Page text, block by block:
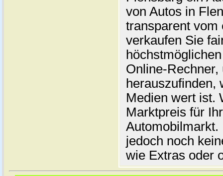
von Autos in
transparent vom
verkaufen Sie
Online-
herauszufinden,
Medien wert ist.
Marktpreis für
jedoch noch
wie Extras oder